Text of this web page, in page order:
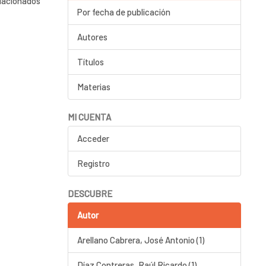
Por fecha de publicación
Autores
Títulos
Materias
MI CUENTA
Acceder
Registro
DESCUBRE
Autor
Arellano Cabrera, José Antonio (1)